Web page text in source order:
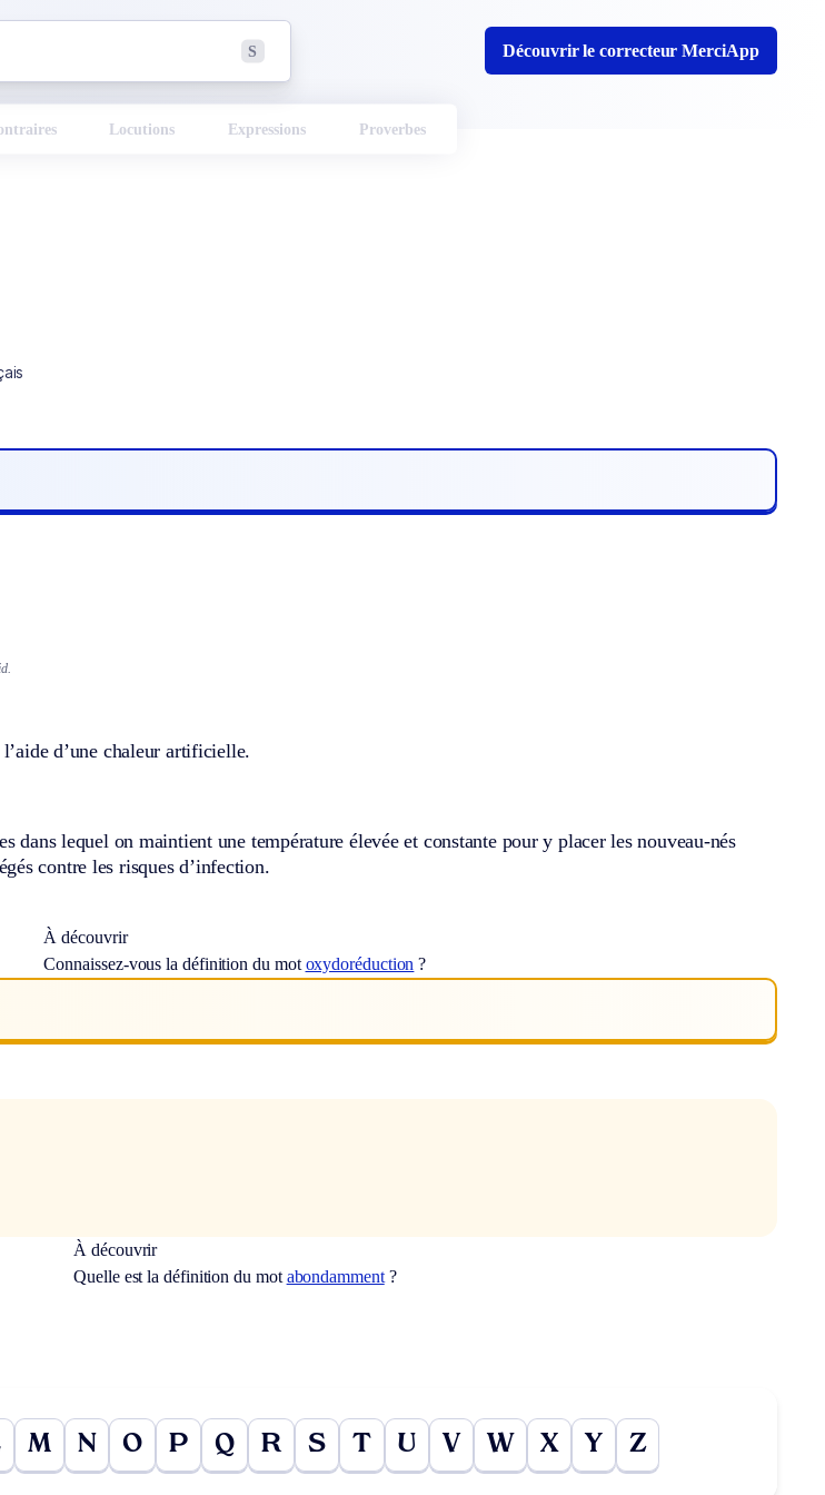
S Découvrir le correcteur MerciApp
Locutions Expressions Proverbes
d’une chaleur artificielle.
dans lequel on maintient une température élevée et constante pour y placer les nouveau-nés
contre les risques d’infection.
À découvrir
Connaissez-vous la définition du mot oxydoréduction ?
À découvrir
Quelle est la définition du mot abondamment?
M N O P Q R S T U V W X Y Z